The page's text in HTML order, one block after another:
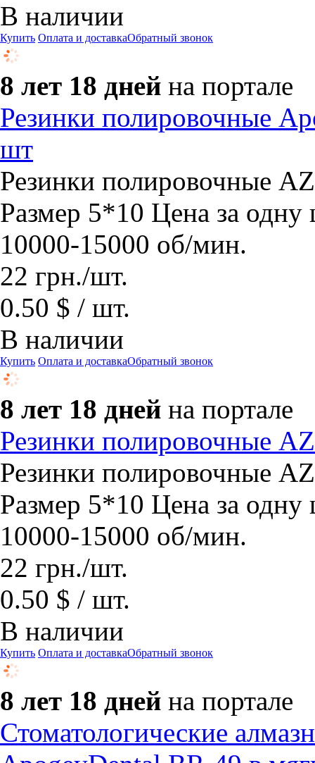
В наличии
Купить Оплата и доставкаОбратный звонок
8 лет 18 дней на портале
Резинки полировочные
шт
Резинки полировочные
Размер 5*10 Цена за
10000-15000 об/мин.
22 грн./шт.
0.50 $ / шт.
В наличии
Купить Оплата и доставкаОбратный звонок
8 лет 18 дней на портале
Резинки полировочные
Резинки полировочные
Размер 5*10 Цена за
10000-15000 об/мин.
22 грн./шт.
0.50 $ / шт.
В наличии
Купить Оплата и доставкаОбратный звонок
8 лет 18 дней на портале
Стоматологические